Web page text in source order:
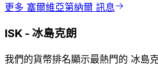
更多 塞爾維亞第納爾 訊息
ISK - 冰島克朗
我們的貨幣排名顯示最熱門的 冰島